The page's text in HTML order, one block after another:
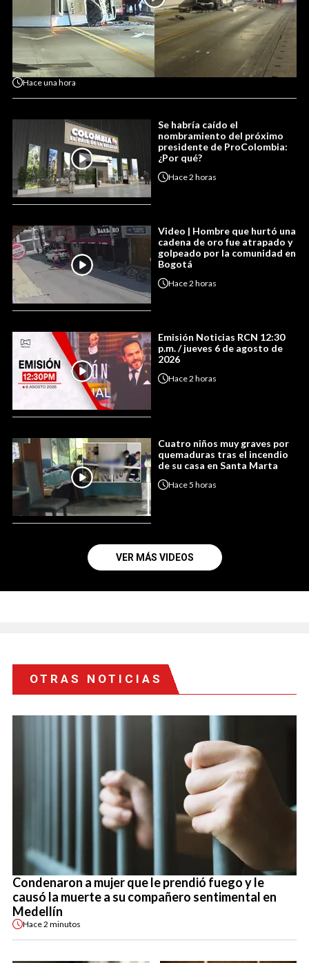
Haceuna hora
Se habría caído el
nombramiento del próximo
presidente de ProColombia:
¿Por qué?
Hace2 horas
Video | Hombre que hurtó una
cadena de oro fue atrapado y
golpeado por la comunidad en
Bogotá
Hace2 horas
Emisión Noticias RCN 12:30
p.m. / jueves 6 de agosto de
2026
Hace2 horas
Cuatro niños muy graves por
quemaduras tras el incendio
de su casa en Santa Marta
Hace5 horas
VER MÁS VIDEOS
OTRAS NOTICIAS
Condenaron a mujer que le prendió fuego y le
causó la muerte a su compañero sentimental en
Medellín
Hace2 minutos